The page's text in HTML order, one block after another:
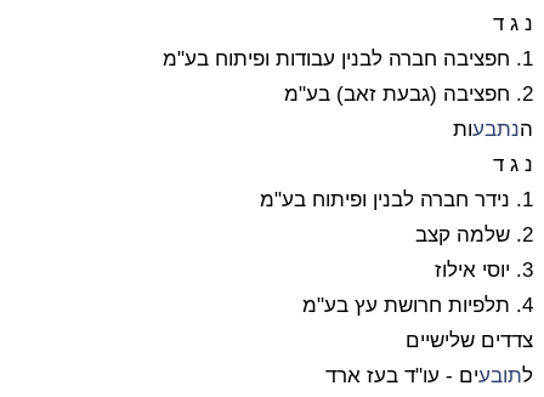
נ ג ד
1. חפציבה חברה לבנין עבודות ופיתוח בע"מ
2. חפציבה (גבעת זאב) בע"מ
הנתבעות
נ ג ד
1. נידר חברה לבנין ופיתוח בע"מ
2. שלמה קצב
3. יוסי אילוז
4. תלפיות חרושת עץ בע"מ
צדדים שלישיים
לתובעים - עו"ד בעז ארד